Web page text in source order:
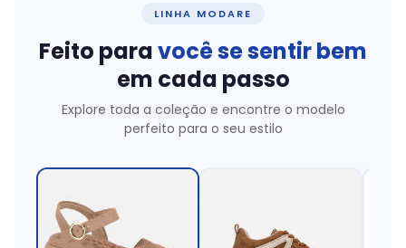
LINHA MODARE
Feito paravocê se sentir bem
em cada passo
Explore toda a coleção e encontre o modelo
perfeito para o seu estilo